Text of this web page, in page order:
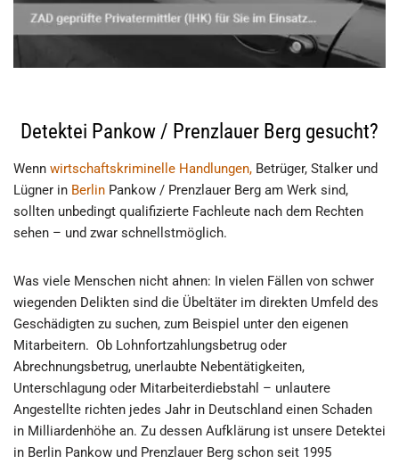
Detektei Pankow / Prenzlauer Berg gesucht?
Wenn wirtschaftskriminelle Handlungen, Betrüger, Stalker und
Lügner in Berlin Pankow / Prenzlauer Berg am Werk sind,
sollten unbedingt qualifizierte Fachleute nach dem Rechten
sehen – und zwar schnellstmöglich.
Was viele Menschen nicht ahnen: In vielen Fällen von schwer
wiegenden Delikten sind die Übeltäter im direkten Umfeld des
Geschädigten zu suchen, zum Beispiel unter den eigenen
Mitarbeitern. Ob Lohnfortzahlungsbetrug oder
Abrechnungsbetrug, unerlaubte Nebentätigkeiten,
Unterschlagung oder Mitarbeiterdiebstahl – unlautere
Angestellte richten jedes Jahr in Deutschland einen Schaden
in Milliardenhöhe an. Zu dessen Aufklärung ist unsere Detektei
in Berlin Pankow und Prenzlauer Berg schon seit 1995